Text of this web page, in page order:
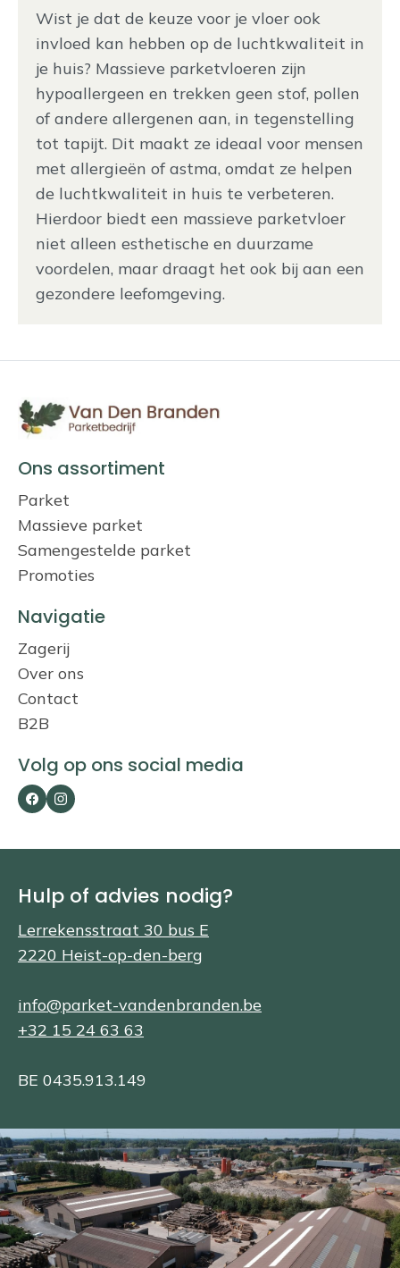
Wist je dat de keuze voor je vloer ook
invloed kan hebben op de luchtkwaliteit in
je huis? Massieve parketvloeren zijn
hypoallergeen en trekken geen stof, pollen
of andere allergenen aan, in tegenstelling
tot tapijt. Dit maakt ze ideaal voor mensen
met allergieën of astma, omdat ze helpen
de luchtkwaliteit in huis te verbeteren.
Hierdoor biedt een massieve parketvloer
niet alleen esthetische en duurzame
voordelen, maar draagt het ook bij aan een
gezondere leefomgeving.
Ons assortiment
Parket
Massieve parket
Samengestelde parket
Promoties
Navigatie
Zagerij
Over ons
Contact
B2B
Volg op ons social media
Facebook
Instagram
Hulp of advies nodig?
Lerrekensstraat 30 bus E
2220 Heist-op-den-berg
info@parket-vandenbranden.be
+32 15 24 63 63
BE 0435.913.149